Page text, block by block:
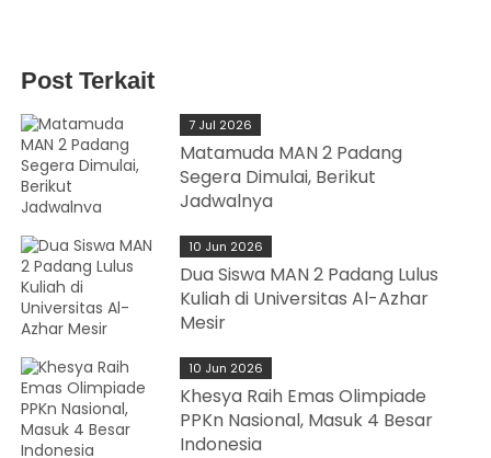
Post Terkait
7 Jul 2026
Matamuda MAN 2 Padang
Segera Dimulai, Berikut
Jadwalnya
10 Jun 2026
Dua Siswa MAN 2 Padang Lulus
Kuliah di Universitas Al-Azhar
Mesir
10 Jun 2026
Khesya Raih Emas Olimpiade
PPKn Nasional, Masuk 4 Besar
Indonesia